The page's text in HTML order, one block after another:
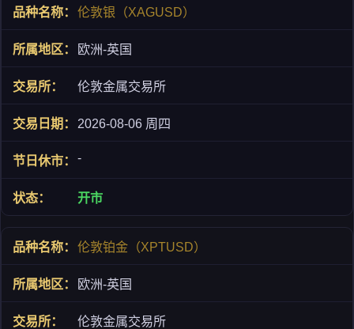
伦敦银（XAGUSD）
欧洲-英国
伦敦金属交易所
2026-08-06 周四
-
开市
伦敦铂金（XPTUSD）
欧洲-英国
伦敦金属交易所